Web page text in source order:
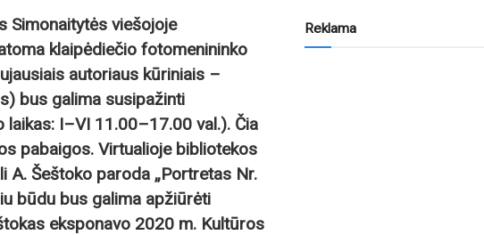
Simonaitytės viešojoje
klaipėdiečio fotomenininko
autoriaus kūriniais –
bus galima susipažinti
I–VI 11.00–17.00 val.). Čia
pabaigos. Virtualioje bibliotekos
A. Šeštoko paroda „Portretas Nr.
būdu bus galima apžiūrėti
eksponavo 2020 m. Kultūros
Reklama